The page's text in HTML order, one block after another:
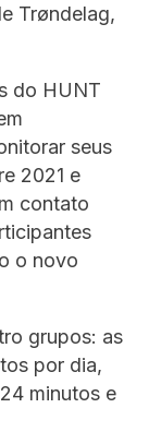
Trøndelag,
do HUNT
seus
2021 e
contato
o novo
grupos: as
por dia,
minutos e